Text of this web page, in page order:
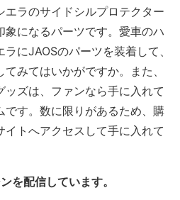
エラのサイドシルプロテクター
象になるパーツです。愛車のハ
にJAOSのパーツを装着して、
みてはいかがですか。また、
ズは、ファンなら手に入れて
です。数に限りがあるため、購
イトへアクセスして手に入れて
を配信しています。